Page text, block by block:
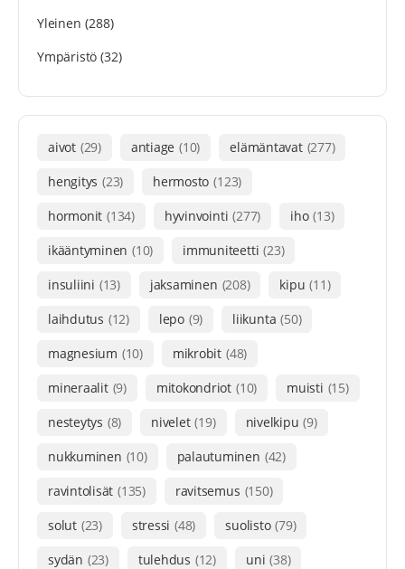
Yleinen (288)
Ympäristö (32)
aivot (29) antiage (10) elämäntavat (277)
hengitys (23) hermosto (123)
hormonit (134) hyvinvointi (277) iho (13)
ikääntyminen (10) immuniteetti (23)
insuliini (13) jaksaminen (208) kipu (11)
laihdutus (12) lepo (9) liikunta (50)
magnesium (10) mikrobit (48)
mineraalit (9) mitokondriot (10) muisti (15)
nesteytys (8) nivelet (19) nivelkipu (9)
nukkuminen (10) palautuminen (42)
ravintolisät (135) ravitsemus (150)
solut (23) stressi (48) suolisto (79)
sydän (23) tulehdus (12) uni (38)